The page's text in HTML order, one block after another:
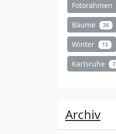
Fotorahmen
Bäume 26
Winter 13
Karlsruhe 7
Archiv